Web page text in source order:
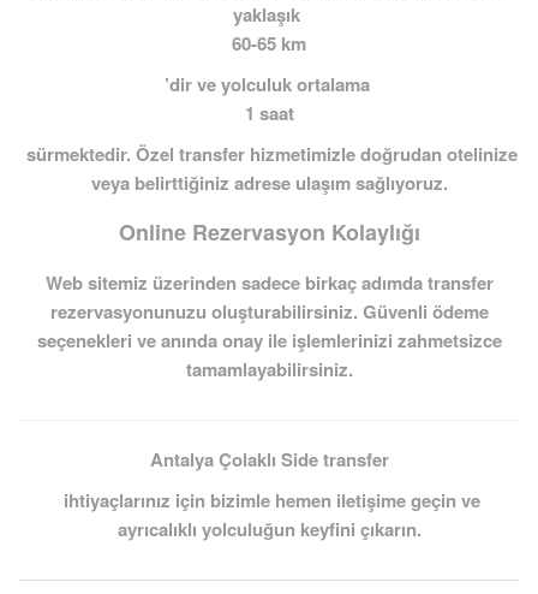
yaklaşık
60-65 km
’dir ve yolculuk ortalama
1 saat
sürmektedir. Özel transfer hizmetimizle doğrudan otelinize
veya belirttiğiniz adrese ulaşım sağlıyoruz.
Online Rezervasyon Kolaylığı
Web sitemiz üzerinden sadece birkaç adımda transfer
rezervasyonunuzu oluşturabilirsiniz. Güvenli ödeme
seçenekleri ve anında onay ile işlemlerinizi zahmetsizce
tamamlayabilirsiniz.
Antalya Çolaklı Side transfer
ihtiyaçlarınız için bizimle hemen iletişime geçin ve
ayrıcalıklı yolculuğun keyfini çıkarın.